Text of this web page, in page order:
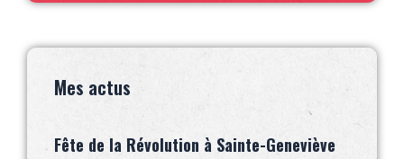
Mes actus
Fête de la Révolution à Sainte-Geneviève